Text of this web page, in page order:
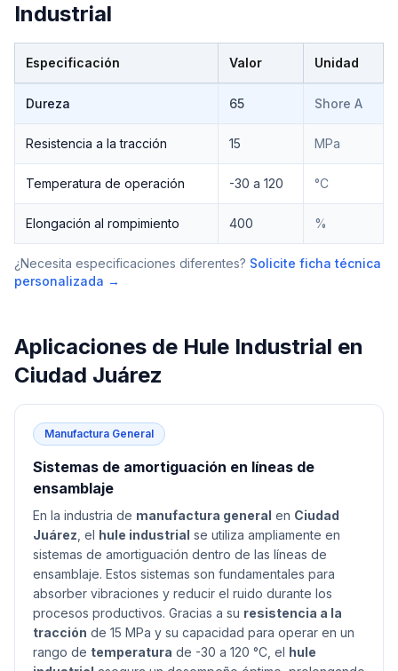
Industrial
Especificación Valor Unidad
Dureza 65 Shore A
Resistencia a la tracción 15 MPa
Temperatura de operación -30 a 120 °C
Elongación al rompimiento 400 %
¿Necesita especificaciones diferentes? Solicite ficha técnica
personalizada →
Aplicaciones de Hule Industrial en
Ciudad Juárez
Manufactura General
Sistemas de amortiguación en líneas de
ensamblaje
En la industria de manufactura general en Ciudad
Juárez , el hule industrial se utiliza ampliamente en
sistemas de amortiguación dentro de las líneas de
ensamblaje. Estos sistemas son fundamentales para
absorber vibraciones y reducir el ruido durante los
procesos productivos. Gracias a su resistencia a la
tracción de 15 MPa y su capacidad para operar en un
rango de temperatura de -30 a 120 °C, el hule